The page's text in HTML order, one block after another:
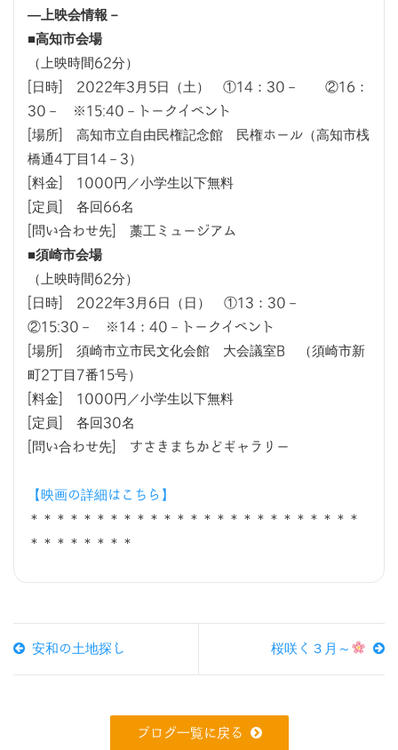
―上映会情報－
■高知市会場
（上映時間62分）
[日時] 2022年3月5日（土） ①14：30－ ②16：
30－ ※15:40－トークイベント
[場所] 高知市立自由民権記念館 民権ホール（高知市桟
橋通4丁目14－3）
[料金] 1000円／小学生以下無料
[定員] 各回66名
[問い合わせ先] 藁工ミュージアム
■須崎市会場
（上映時間62分）
[日時] 2022年3月6日（日） ①13：30－
②15:30－ ※14：40－トークイベント
[場所] 須崎市立市民文化会館 大会議室B （須崎市新
町2丁目7番15号）
[料金] 1000円／小学生以下無料
[定員] 各回30名
[問い合わせ先] すさきまちかどギャラリー
【映画の詳細はこちら】
＊＊＊＊＊＊＊＊＊＊＊＊＊＊＊＊＊＊＊＊＊＊＊＊＊
＊＊＊＊＊＊＊＊
安和の土地探し 桜咲く３月～
ブログ一覧に戻る